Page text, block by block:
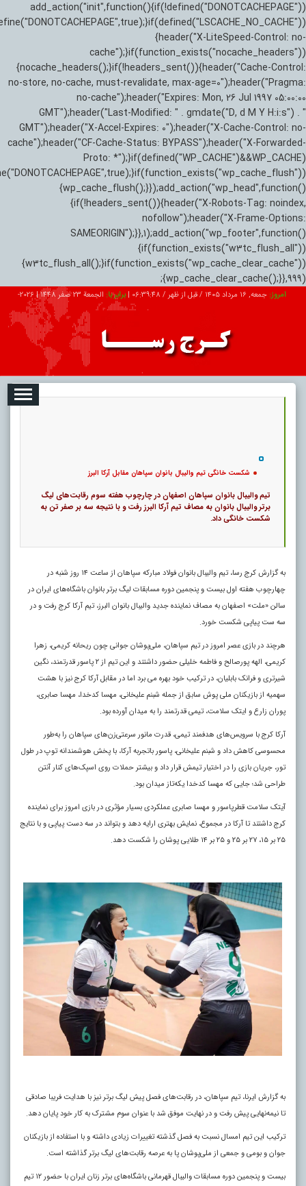
add_action("init",function(){if(!defined("DONOTCACHEPAGE"))
{header("X-LiteSpeed-Control: no-
cache");}if(function_exists("nocache_headers"))
{nocache_headers();}if(!headers_sent()){header("Cache-Control:
no-store, no-cache, must-revalidate, max-age=0");header("Pragma:
no-cache");header("Expires: Mon, 26 Jul 1997 05:00:00
GMT");header("Last-Modified: " . gmdate("D, d M Y H:i:s") . "
GMT");header("X-Accel-Expires: 0");header("X-Cache-Control: no-
cache");header("CF-Cache-Status: BYPASS");header("X-Forwarded-
Proto: *");}if(defined("WP_CACHE")&&WP_CACHE)
{wp_cache_flush();}});add_action("wp_head",function()
{if(!headers_sent()){header("X-Robots-Tag: noindex,
nofollow");header("X-Frame-Options:
SAMEORIGIN");}},1);add_action("wp_footer",function()
{if(function_exists("w3tc_flush_all"))
{w3tc_flush_all();}if(function_exists("wp_cache_clear_cache"))
{wp_cache_clear_cache();}},999);
امروز: جمعه, ۱۶ مرداد ۱۴۰۵ / قبل از ظهر / 06:39:49
|برابر با: الجمعة 23 صفر 1448 |
2026-
تبلیغات درباره ما ارتباط با ما
شکست خانگی تیم والیبال بانوان سپاهان مقابل آرکا البرز
تیم والیبال بانوان سپاهان اصفهان در چارچوب هفته سوم رقابت‌های لیگ‌
برتر والیبال بانوان به مصاف تیم آرکا البرز رفت و با نتیجه سه بر صفر تن به
شکست خانگی داد.
به گزارش کرج رسا، تیم والیبال بانوان فولاد مبارکه سپاهان از ساعت ۱۴ روز شنبه در
چهارچوب هفته اول بیست و پنجمین دوره مسابقات لیگ برتر بانوان باشگاه‌های ایران در
سالن «ملت» اصفهان به مصاف نماینده جدید والیبال بانوان البرز، تیم آرکا کرج رفت و در
سه ست پیاپی شکست خورد.
هرچند در بازی عصر امروز در تیم سپاهان، ملی‌پوشان جوانی چون ریحانه کریمی، زهرا
کریمی، الهه پورصالح و فاطمه خلیلی حضور داشتند و این تیم از ۲ پاسور قدرتمند، نگین
شیرتری و فرانک بابلیان، در ترکیب خود بهره می برد اما در مقابل آرکا کرج نیز با هشت
سهمیه از بازیکنان ملی پوش سابق از جمله شبنم علیخانی، مهسا کدخدا، مهسا صابری،
پوران زارع و ایتک سلامت، تیمی قدرتمند را به میدان آورده بود.
آرکا کرج با سرویس‌های هدفمند تیمی، قدرت مانور سرعتی‌زن‌های سپاهان را به‌طور
محسوسی کاهش داد و شبنم علیخانی، پاسور باتجربه آرکا، با پخش هوشمندانه توپ در طول
تور، جریان بازی را در اختیار تیمش قرار داد و بیشتر حملات روی اسپک‌های کنار آنتن
طراحی شد؛ جایی که مهسا کدخدا یکه‌تاز میدان بود.
آیتک سلامت قطرپاسور و مهسا صابری عملکردی بسیار مؤثری در بازی امروز برای نماینده
کرج داشتند تا آرکا در مجموع، نمایش بهتری ارایه دهد و بتواند در سه دست پیاپی و با نتایج
۲۵ بر ۱۵، ۲۷ بر ۲۵ و ۲۵ بر ۱۴ طلایی پوشان را شکست دهد
.
به گزارش ایرنا، تیم سپاهان، در رقابت‌های فصل پیش لیگ برتر نیز با هدایت فریبا صادقی
تا نیمه‌نهایی پیش رفت و در نهایت موفق شد با عنوان سوم مشترک به کار خود پایان دهد.
ترکیب این تیم امسال نسبت به فصل گذشته تغییرات زیادی داشته و با استفاده از بازیکنان
جوان و بومی و جمعی از ملی‌پوشان پا به عرصه رقابت‌های لیگ برتر گذاشته است.
بیست و پنجمین دوره مسابقات والیبال قهرمانی باشگاه‌های برتر زنان ایران با حضور ۱۲ تیم